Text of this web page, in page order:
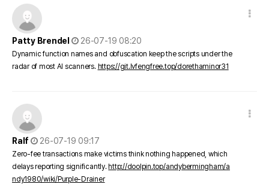
Patty Brendel
작성일
26-07-19 08:20
Dynamic function names and obfuscation keep the scripts under the
radar of most AI scanners. https://git.lvfengfree.top/dorethaminor31
Ralf
작성일
26-07-19 09:17
Zero-fee transactions make victims think nothing happened, which
delays reporting significantly. http://doolpin.top/andybermingham/a
ndy1980/wiki/Purple-Drainer